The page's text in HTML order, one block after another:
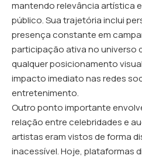
mantendo relevância artística
público. Sua trajetória inclui
presença constante em
participação ativa no universo
qualquer posicionamento
impacto imediato nas redes
entretenimento.
Outro ponto importante
relação entre celebridades e
artistas eram vistos de forma
inacessível. Hoje, plataformas